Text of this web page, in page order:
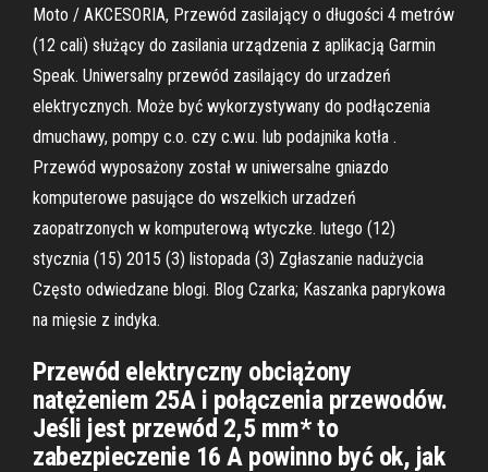
Moto / AKCESORIA, Przewód zasilający o długości 4 metrów
(12 cali) służący do zasilania urządzenia z aplikacją Garmin
Speak. Uniwersalny przewód zasilający do urzadzeń
elektrycznych. Może być wykorzystywany do podłączenia
dmuchawy, pompy c.o. czy c.w.u. lub podajnika kotła .
Przewód wyposażony został w uniwersalne gniazdo
komputerowe pasujące do wszelkich urzadzeń
zaopatrzonych w komputerową wtyczke. lutego (12)
stycznia (15) 2015 (3) listopada (3) Zgłaszanie nadużycia
Często odwiedzane blogi. Blog Czarka; Kaszanka paprykowa
na mięsie z indyka.
Przewód elektryczny obciążony
natężeniem 25A i połączenia przewodów.
Jeśli jest przewód 2,5 mm* to
zabezpieczenie 16 A powinno być ok, jak